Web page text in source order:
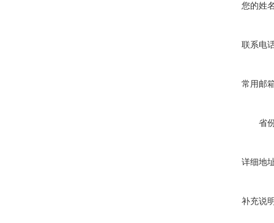
您的姓
联系电
常用邮
省
详细地
补充说